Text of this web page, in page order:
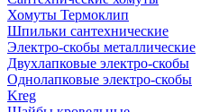
Хомуты Термоклип
Шпильки сантехнические
Электро-скобы металлические
Двухлапковые электро-скобы
Однолапковые электро-скобы
Kreg